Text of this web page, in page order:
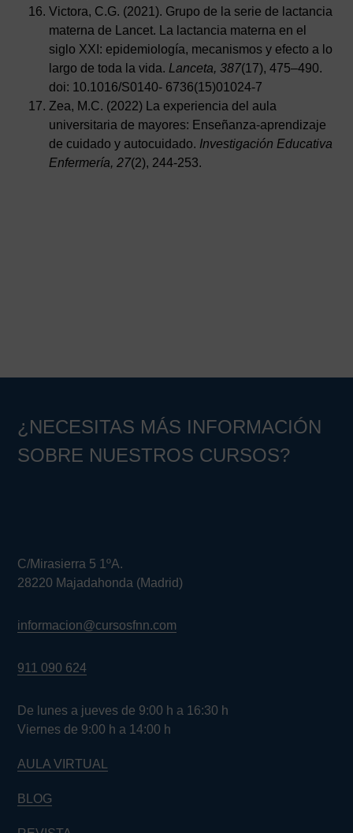
Victora, C.G. (2021). Grupo de la serie de lactancia
materna de Lancet. La lactancia materna en el
siglo XXI: epidemiología, mecanismos y efecto a lo
largo de toda la vida. Lanceta, 387(17), 475–490.
doi: 10.1016/S0140- 6736(15)01024-7
Zea, M.C. (2022) La experiencia del aula
universitaria de mayores: Enseñanza-aprendizaje
de cuidado y autocuidado. Investigación Educativa
Enfermería, 27(2), 244-253.
¿NECESITAS MÁS INFORMACIÓN
SOBRE NUESTROS CURSOS?
C/Mirasierra 5 1ºA.
28220 Majadahonda (Madrid)
informacion@cursosfnn.com
911 090 624
De lunes a jueves de 9:00 h a 16:30 h
Viernes de 9:00 h a 14:00 h
AULA VIRTUAL
BLOG